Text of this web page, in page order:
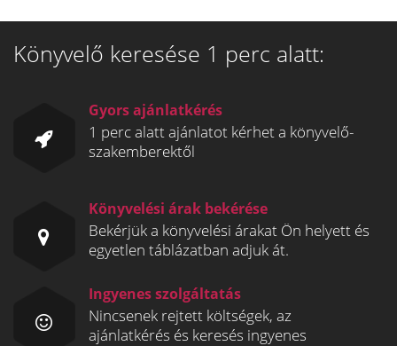
Könyvelő keresése 1 perc alatt:
Gyors ajánlatkérés
1 perc alatt ajánlatot kérhet a könyvelő-
szakemberektől
Könyvelési árak bekérése
Bekérjük a könyvelési árakat Ön helyett és
egyetlen táblázatban adjuk át.
Ingyenes szolgáltatás
Nincsenek rejtett költségek, az
ajánlatkérés és keresés ingyenes